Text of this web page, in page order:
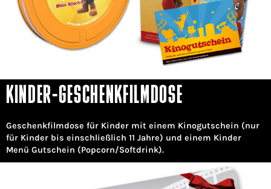
KINDER-GESCHENKFILMDOSE
Geschenkfilmdose für Kinder mit einem Kinogutschein (nur
für Kinder bis einschließlich 11 Jahre) und einem Kinder
Menü Gutschein (Popcorn/Softdrink).